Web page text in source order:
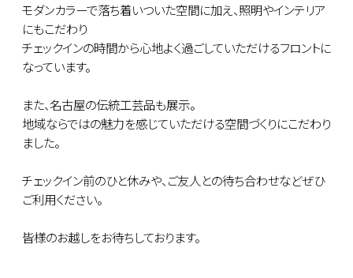
モダンカラーで落ち着いついた空間に加え、照明やインテリア
にもこだわり
チェックインの時間から心地よく過ごしていただけるフロントに
なっています。
また、名古屋の伝統工芸品も展示。
地域ならではの魅力を感じていただける空間づくりにこだわり
ました。
チェックイン前のひと休みや、ご友人との待ち合わせなどぜひ
ご利用ください。
皆様のお越しをお待ちしております。